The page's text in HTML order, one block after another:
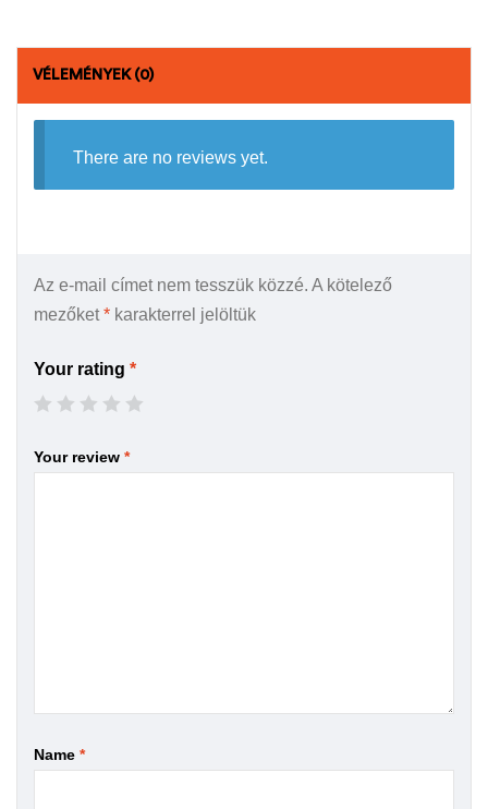
VÉLEMÉNYEK (0)
There are no reviews yet.
Az e-mail címet nem tesszük közzé. A kötelező
mezőket* karakterrel jelöltük
Your rating *
Your review *
Name *